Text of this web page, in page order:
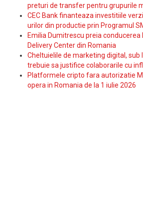
preturi de transfer pentru grupurile
CEC Bank finanteaza investitiile
urilor din productie prin Programul
Emilia Dumitrescu preia
Delivery Center din Romania
Cheltuielile de marketing digital, sub
trebuie sa justifice colaborarile cu
Platformele cripto fara autorizatie
opera in Romania de la 1 iulie 2026